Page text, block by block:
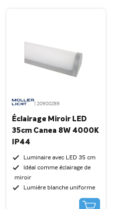
| 20900289
Éclairage Miroir LED
35cm Canea 8W 4000K
IP44
Luminaire avec LED 35 cm
Idéal comme éclairage de
miroir
Lumière blanche uniforme